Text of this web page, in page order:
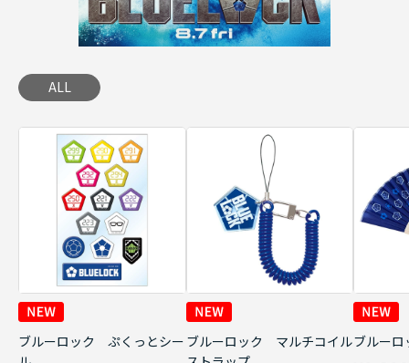
ALL
ブルーロック ぷくっとシー ブルーロック マルチコイルブルー